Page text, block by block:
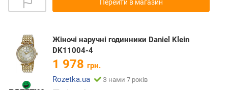
Перейти в магазин
Жіночі наручні годинники Daniel Klein
DK11004-4
1 978 грн.
Rozetka.ua
З нами 7 років